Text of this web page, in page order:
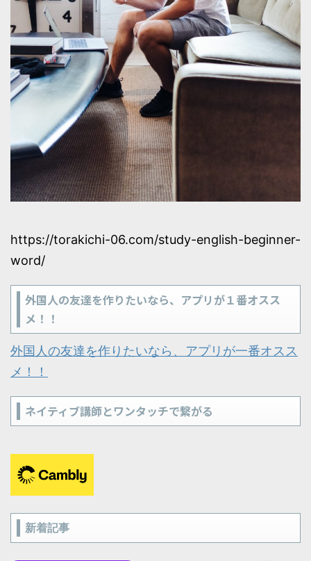
https://torakichi-06.com/study-english-beginner-
word/
外国人の友達を作りたいなら、アプリが１番オスス
メ！！
外国人の友達を作りたいなら、アプリが一番オスス
メ！！
ネイティブ講師とワンタッチで繋がる
新着記事